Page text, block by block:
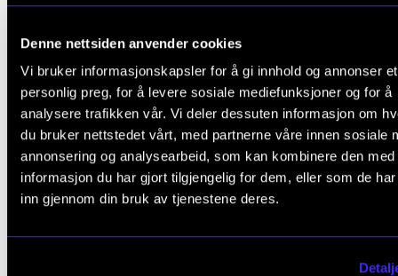
Denne nettsiden anvender cookies
Vi bruker informasjonskapsler for å gi innhold og annonser et
personlig preg, for å levere sosiale mediefunksjoner og for å
analysere trafikken vår. Vi deler dessuten informasjon om
du bruker nettstedet vårt, med partnerne våre innen sosiale
annonsering og analysearbeid, som kan kombinere den med
informasjon du har gjort tilgjengelig for dem, eller som de
inn gjennom din bruk av tjenestene deres.